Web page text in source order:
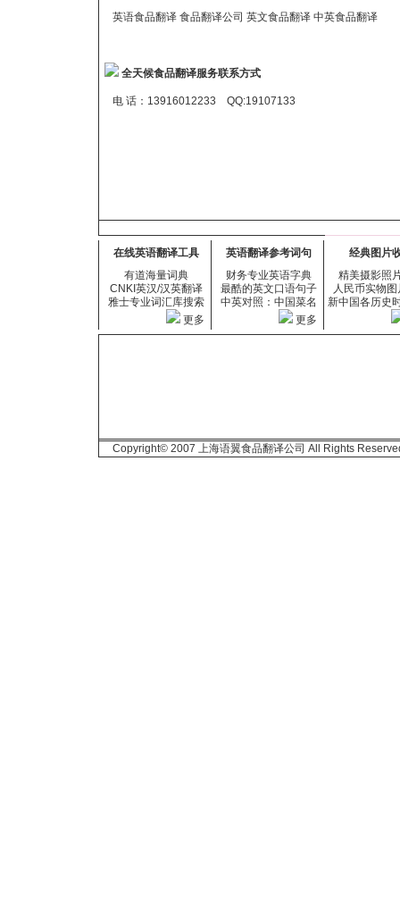
英语食品翻译 食品翻译公司 英文食品翻译 中英食品翻译
全天候食品翻译服务联系方式
电 话：13916012233 QQ:19107133
在线英语翻译工具
有道海量词典
CNKI英汉/汉英翻译
雅士专业词汇库搜索
更多
英语翻译参考词句
财务专业英语字典
最酷的英文口语句子
中英对照：中国菜名
更多
经典图片
精美摄影照
人民币实物
新中国各历史
Copyright© 2007 上海语翼食品翻译公司 All Rights